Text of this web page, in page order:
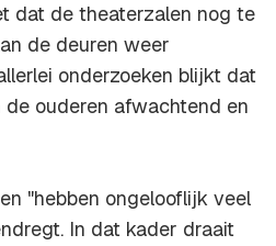
dat de theaterzalen nog te
de deuren weer
onderzoeken blijkt dat
ouderen afwachtend en
"hebben ongelooflijk veel
In dat kader draait